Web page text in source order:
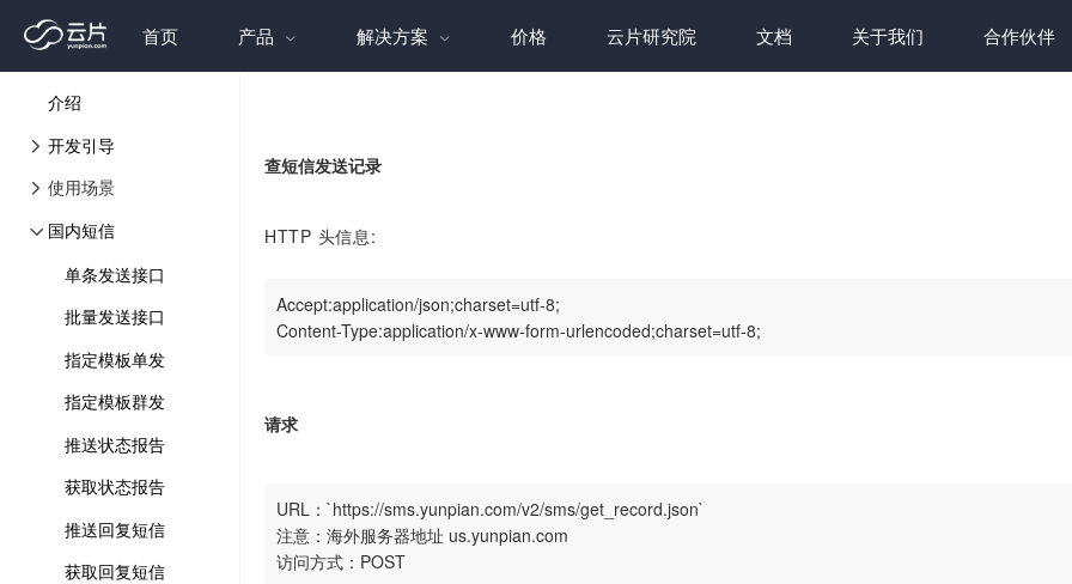
首页 产品 解决方案 价格 云片研究院 文档 关于我们 合作伙伴
介绍
开发引导
使用场景
国内短信
单条发送接口
批量发送接口
指定模板单发
指定模板群发
推送状态报告
获取状态报告
推送回复短信
获取回复短信
查短信发送记录
HTTP 头信息:
Accept:application/json;charset=utf-8;
Content-Type:application/x-www-form-urlencoded;charset=utf-8;
请求
URL：`https://sms.yunpian.com/v2/sms/get_record.json`
注意：海外服务器地址 us.yunpian.com
访问方式：POST